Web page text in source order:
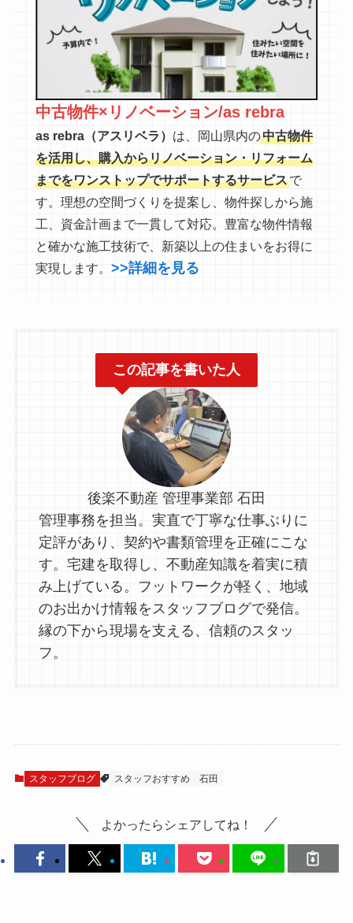
中古物件×リノベーション/as rebra
as rebra（アスリベラ） は、岡山県内の中古物件
を活用し、購入からリノベーション・リフォーム
までをワンストップでサポートするサービスで
す。理想の空間づくりを提案し、物件探しから施
工、資金計画まで一貫して対応。豊富な物件情報
と確かな施工技術で、新築以上の住まいをお得に
実現します。 >>詳細を見る
この記事を書いた人
後楽不動産 管理事業部 石田
管理事務を担当。実直で丁寧な仕事ぶりに
定評があり、契約や書類管理を正確にこな
す。宅建を取得し、不動産知識を着実に積
み上げている。フットワークが軽く、地域
のお出かけ情報をスタッフブログで発信。
縁の下から現場を支える、信頼のスタッ
フ。
スタッフブログ スタッフおすすめ 石田
よかったらシェアしてね！